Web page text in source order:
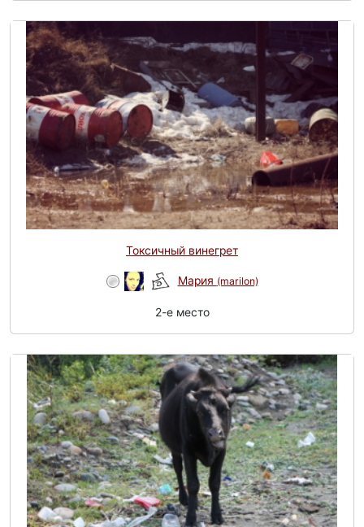
Токсичный винегрет
Мария (marilon)
2-e место